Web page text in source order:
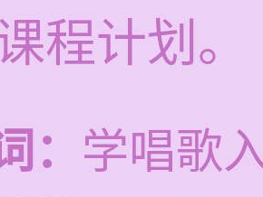
程计划。
： 学唱歌